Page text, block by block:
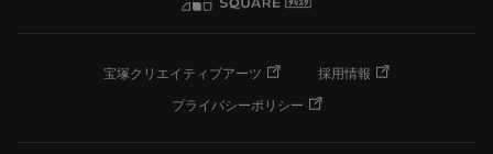
宝塚クリエイティブアーツ
採用情報
プライバシーポリシー